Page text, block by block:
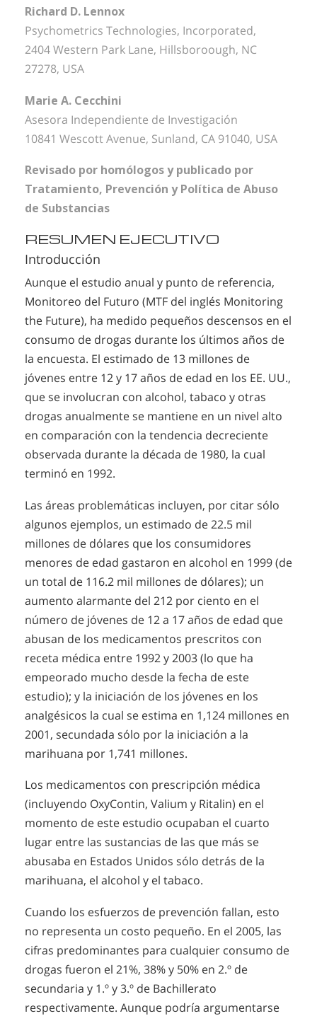
Richard D. Lennox
Psychometrics Technologies, Incorporated,
2404 Western Park Lane, Hillsboroough, NC
27278, USA
Marie A. Cecchini
Asesora Independiente de Investigación
10841 Wescott Avenue, Sunland, CA 91040, USA
Revisado por homólogos y publicado por
Tratamiento, Prevención y Política de Abuso
de Substancias
RESUMEN EJECUTIVO
Introducción
Aunque el estudio anual y punto de referencia,
Monitoreo del Futuro (MTF del inglés Monitoring
the Future), ha medido pequeños descensos en el
consumo de drogas durante los últimos años de
la encuesta. El estimado de 13 millones de
jóvenes entre 12 y 17 años de edad en los EE. UU.,
que se involucran con alcohol, tabaco y otras
drogas anualmente se mantiene en un nivel alto
en comparación con la tendencia decreciente
observada durante la década de 1980, la cual
terminó en 1992.
Las áreas problemáticas incluyen, por citar sólo
algunos ejemplos, un estimado de 22.5 mil
millones de dólares que los consumidores
menores de edad gastaron en alcohol en 1999 (de
un total de 116.2 mil millones de dólares); un
aumento alarmante del 212 por ciento en el
número de jóvenes de 12 a 17 años de edad que
abusan de los medicamentos prescritos con
receta médica entre 1992 y 2003 (lo que ha
empeorado mucho desde la fecha de este
estudio); y la iniciación de los jóvenes en los
analgésicos la cual se estima en 1,124 millones en
2001, secundada sólo por la iniciación a la
marihuana por 1,741 millones.
Los medicamentos con prescripción médica
(incluyendo OxyContin, Valium y Ritalin) en el
momento de este estudio ocupaban el cuarto
lugar entre las sustancias de las que más se
abusaba en Estados Unidos sólo detrás de la
marihuana, el alcohol y el tabaco.
Cuando los esfuerzos de prevención fallan, esto
no representa un costo pequeño. En el 2005, las
cifras predominantes para cualquier consumo de
drogas fueron el 21%, 38% y 50% en 2.º de
secundaria y 1.º y 3.º de Bachillerato
respectivamente. Aunque podría argumentarse